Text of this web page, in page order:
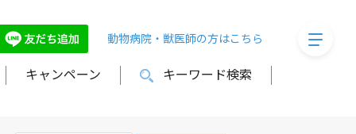
動物病院・獣医師の方はこちら
キャンペーン キーワード検索